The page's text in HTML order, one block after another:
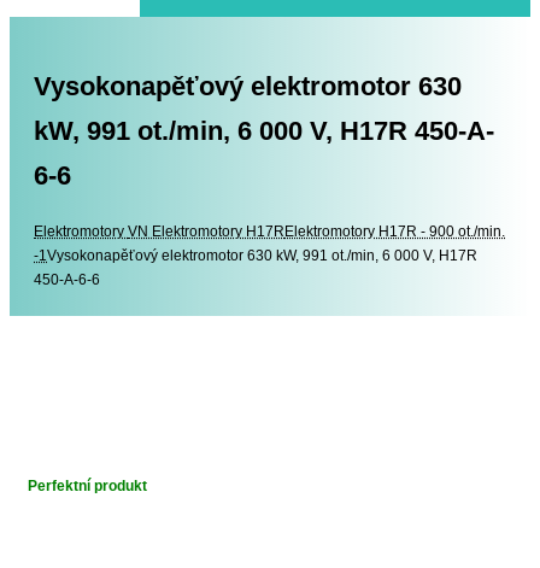
Vysokonapěťový elektromotor 630
kW, 991 ot./min, 6 000 V, H17R 450-A-
6-6
Elektromotory Elektromotory
VN Elektromotory H17R Elektromotory H17R - 900 ot./min.
-1Vysokonapěťový elektromotor 630 kW, 991 ot./min, 6 000 V, H17R
450-A-6-6
Perfektní produkt